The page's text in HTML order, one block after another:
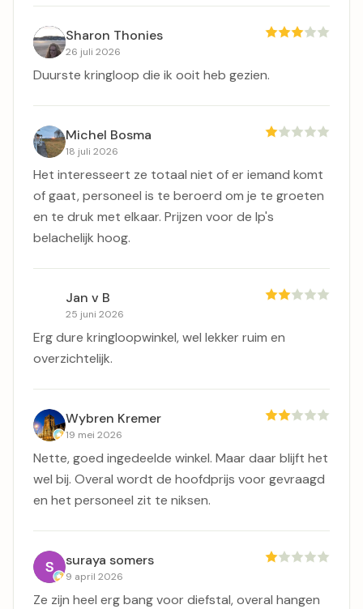
Sharon Thonies
26 juli 2026
Duurste kringloop die ik ooit heb gezien.
Michel Bosma
18 juli 2026
Het interesseert ze totaal niet of er iemand komt
of gaat, personeel is te beroerd om je te groeten
en te druk met elkaar. Prijzen voor de lp's
belachelijk hoog.
Jan v B
25 juni 2026
Erg dure kringloopwinkel, wel lekker ruim en
overzichtelijk.
Wybren Kremer
19 mei 2026
Nette, goed ingedeelde winkel. Maar daar blijft het
wel bij. Overal wordt de hoofdprijs voor gevraagd
en het personeel zit te niksen.
suraya somers
9 april 2026
Ze zijn heel erg bang voor diefstal, overal hangen